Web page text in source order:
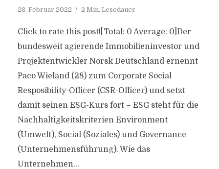
28. Februar 2022 2 Min. Lesedauer
Click to rate this post![Total: 0 Average: 0]Der
bundesweit agierende Immobilieninvestor und
Projektentwickler Norsk Deutschland ernennt
Paco Wieland (28) zum Corporate Social
Resposibility-Officer (CSR-Officer) und setzt
damit seinen ESG-Kurs fort – ESG steht für die
Nachhaltigkeitskriterien Environment
(Umwelt), Social (Soziales) und Governance
(Unternehmensführung). Wie das
Unternehmen...